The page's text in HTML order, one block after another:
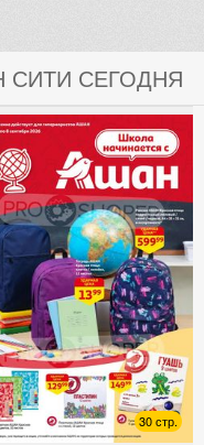
СИТИ СЕГОДНЯ
30 стр.